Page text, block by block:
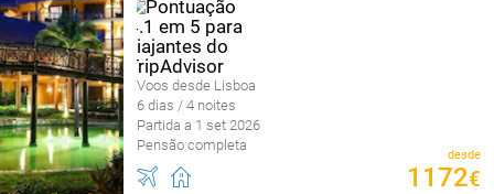
Voos desde Lisboa
6 dias / 4 noites
Partida a 1 set 2026
Pensão completa
desde
1172€